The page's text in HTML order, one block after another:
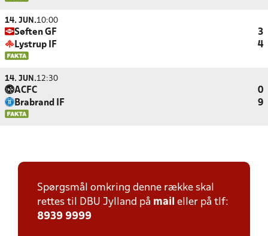
14. JUN.10:00
Søften GF
3
Lystrup IF
4
14. JUN.12:30
ACFC
0
Brabrand IF
9
Spørgsmål omkring denne række skal
rettes til DBU Jylland på mail eller på tlf:
8939 9999